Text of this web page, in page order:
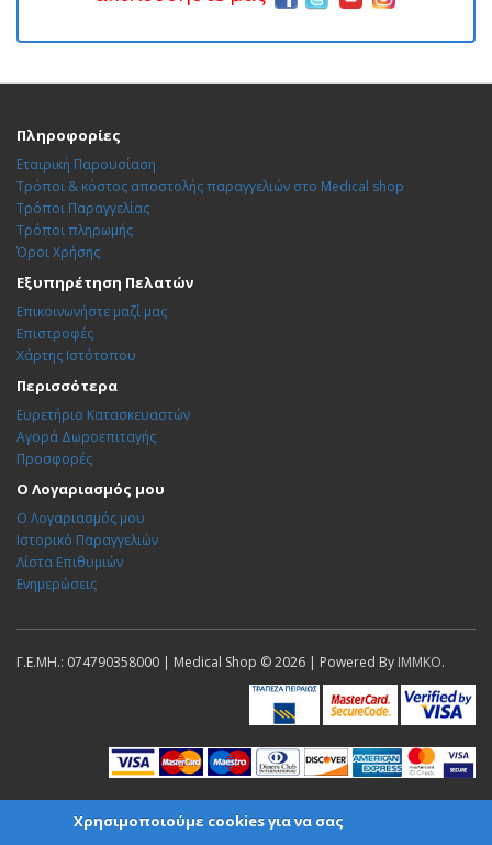
Πληροφορίες
Εταιρική Παρουσίαση
Τρόποι & κόστος αποστολής παραγγελιών στο Medical shop
Τρόποι Παραγγελίας
Τρόποι πληρωμής
Όροι Χρήσης
Εξυπηρέτηση Πελατών
Επικοινωνήστε μαζί μας
Επιστροφές
Χάρτης Ιστότοπου
Περισσότερα
Ευρετήριο Κατασκευαστών
Αγορά Δωροεπιταγής
Προσφορές
Ο Λογαριασμός μου
Ο Λογαριασμός μου
Ιστορικό Παραγγελιών
Λίστα Επιθυμιών
Ενημερώσεις
Γ.Ε.ΜΗ.: 074790358000 | Medical Shop © 2026 | Powered By IMMKO.
Χρησιμοποιούμε cookies για να σας